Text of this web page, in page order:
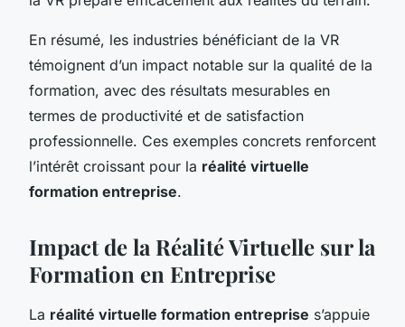
En résumé, les industries bénéficiant de la VR
témoignent d’un impact notable sur la qualité de la
formation, avec des résultats mesurables en
termes de productivité et de satisfaction
professionnelle. Ces exemples concrets renforcent
l’intérêt croissant pour la réalité virtuelle
formation entreprise.
Impact de la Réalité Virtuelle sur la
Formation en Entreprise
La réalité virtuelle formation entreprise s’appuie